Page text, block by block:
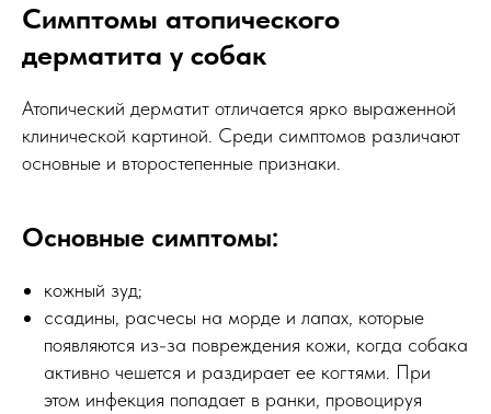
Симптомы атопического
дерматита у собак
Атопический дерматит отличается ярко выраженной
клинической картиной. Среди симптомов различают
основные и второстепенные признаки.
Основные симптомы:
кожный зуд;
ссадины, расчесы на морде и лапах, которые
появляются из-за повреждения кожи, когда собака
активно чешется и раздирает ее когтями. При
этом инфекция попадает в ранки, провоцируя